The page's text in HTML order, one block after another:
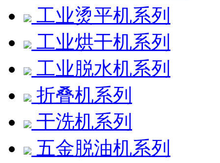
工业烫平机系列
工业烘干机系列
工业脱水机系列
折叠机系列
干洗机系列
五金脱油机系列